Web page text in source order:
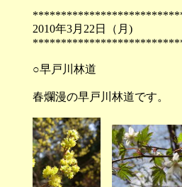
2010年3月
○早戸川林道
春爛漫の早戸川林道です。